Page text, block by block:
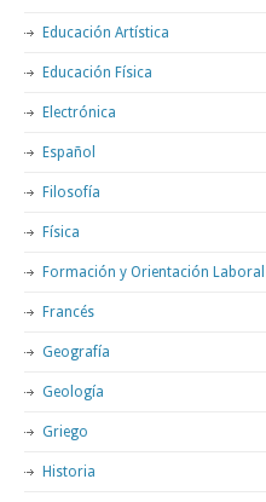
Educación Artística
Educación Física
Electrónica
Español
Filosofía
Física
Formación y Orientación Laboral
Francés
Geografía
Geología
Griego
Historia